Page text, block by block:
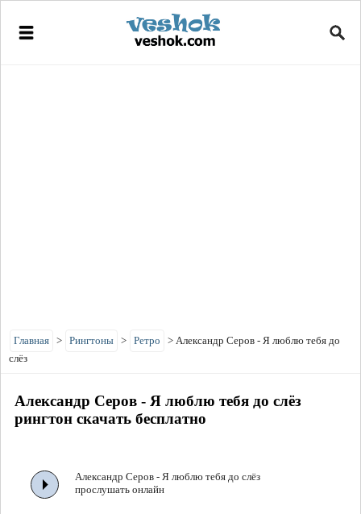
Главная > Рингтоны > Ретро > Александр Серов - Я люблю тебя до
слёз
Александр Серов - Я люблю тебя до слёз
рингтон скачать бесплатно
Александр Серов - Я люблю тебя до слёз
прослушать онлайн